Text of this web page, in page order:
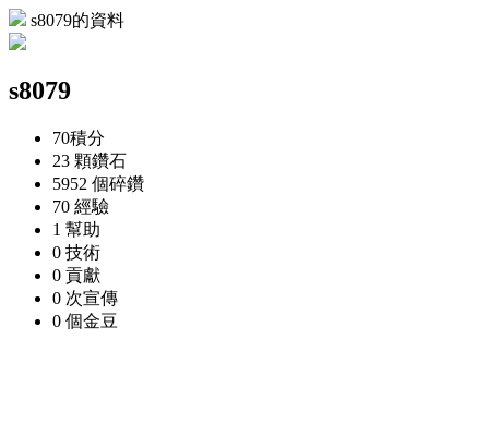
s8079的資料
s8079
70積分
23 顆鑽石
5952 個碎鑽
70 經驗
1 幫助
0 技術
0 貢獻
0 次宣傳
0 個金豆